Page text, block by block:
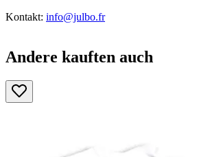
Kontakt: info@julbo.fr
Andere kauften auch